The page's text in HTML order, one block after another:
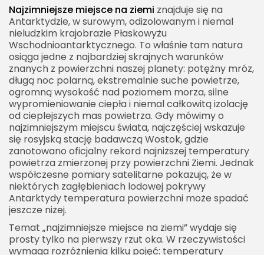
Najzimniejsze miejsce na ziemi znajduje się na
Antarktydzie, w surowym, odizolowanym i niemal
nieludzkim krajobrazie Płaskowyżu
Wschodnioantarktycznego. To właśnie tam natura
osiąga jedne z najbardziej skrajnych warunków
znanych z powierzchni naszej planety: potężny mróz,
długą noc polarną, ekstremalnie suche powietrze,
ogromną wysokość nad poziomem morza, silne
wypromieniowanie ciepła i niemal całkowitą izolację
od cieplejszych mas powietrza. Gdy mówimy o
najzimniejszym miejscu świata, najczęściej wskazuje
się rosyjską stację badawczą Wostok, gdzie
zanotowano oficjalny rekord najniższej temperatury
powietrza zmierzonej przy powierzchni Ziemi. Jednak
współczesne pomiary satelitarne pokazują, że w
niektórych zagłębieniach lodowej pokrywy
Antarktydy temperatura powierzchni może spadać
jeszcze niżej.
Temat „najzimniejsze miejsce na ziemi” wydaje się
prosty tylko na pierwszy rzut oka. W rzeczywistości
wymaga rozróżnienia kilku pojęć: temperatury
Jak żyje się w najzimniejszych osadach świata
Dlaczego Syberia jest tak zimna
Klimat skrajnie kontynentalny
Ogromne roczne amplitudy temperatur
Najzimniejsze miejsce na ziemi a pojęcie bieguna
zimna
Czym jest biegun zimna
Biegun geograficzny nie zawsze jest
najzimniejszy
Jak mierzy się najniższe temperatury
Standardowe pomiary meteorologiczne
Pomiary satelitarne
Co dzieje się z organizmem człowieka w
ekstremalnym zimnie